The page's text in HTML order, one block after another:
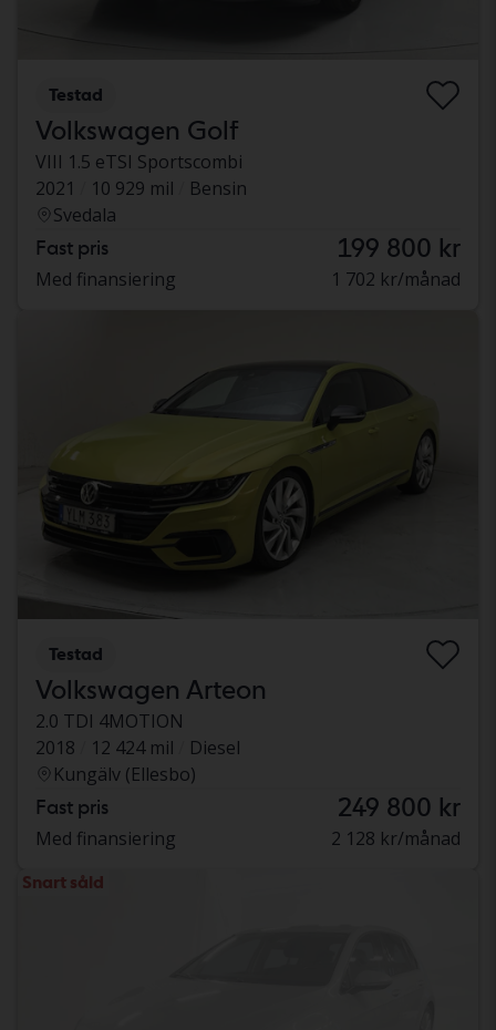
Testad
Volkswagen Golf
VIII 1.5 eTSI Sportscombi
2021
10 929 mil
Bensin
Svedala
Fast pris 199 800 kr
Med finansiering 1 702 kr/månad
Testad
Volkswagen Arteon
2.0 TDI 4MOTION
2018
12 424 mil
Diesel
Kungälv (Ellesbo)
Fast pris 249 800 kr
Med finansiering 2 128 kr/månad
Snart såld